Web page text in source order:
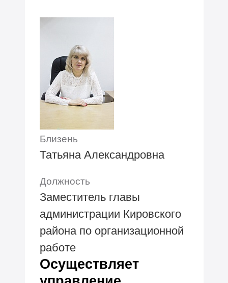
Близень
Татьяна Александровна
Должность
Заместитель главы
администрации Кировского
района по организационной
работе
Осуществляет